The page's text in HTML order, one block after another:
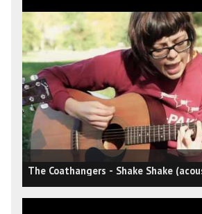
The Coathangers - Shake Shake